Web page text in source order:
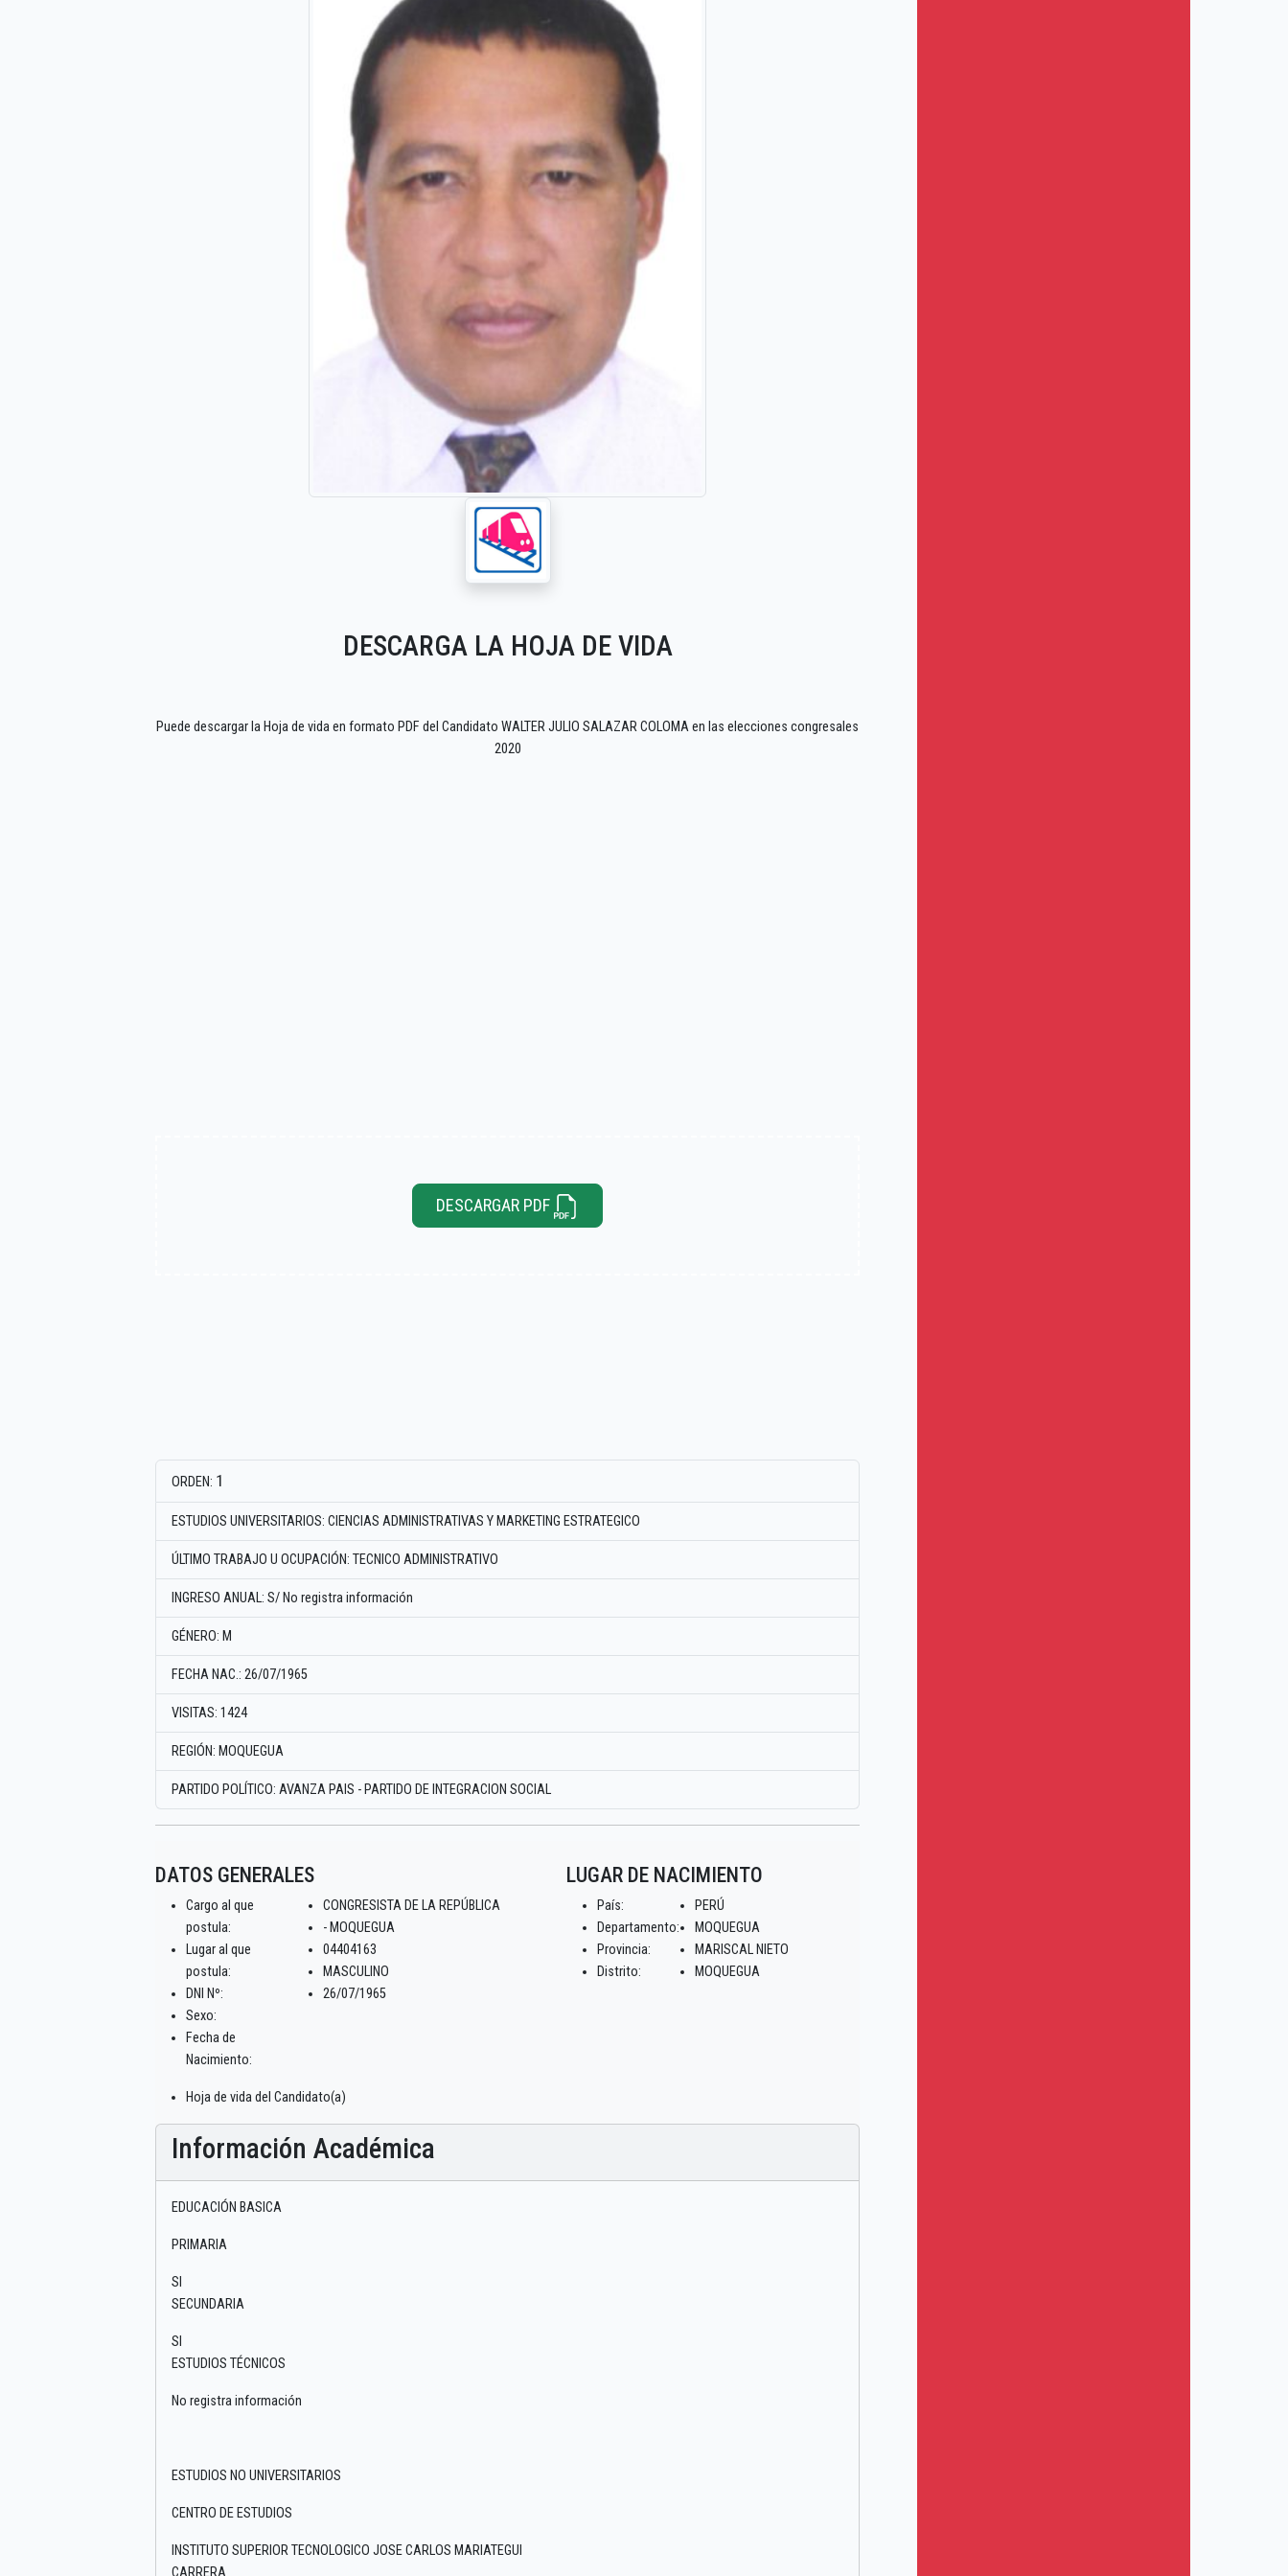
DESCARGA LA HOJA DE VIDA
Puede descargar la Hoja de vida en formato PDF del Candidato WALTER JULIO SALAZAR COLOMA en las elecciones congresales
2020
DESCARGAR PDF
ORDEN: 1
ESTUDIOS UNIVERSITARIOS: CIENCIAS ADMINISTRATIVAS Y MARKETING ESTRATEGICO
ÚLTIMO TRABAJO U OCUPACIÓN: TECNICO ADMINISTRATIVO
INGRESO ANUAL: S/ No registra información
GÉNERO: M
FECHA NAC.: 26/07/1965
VISITAS: 1424
REGIÓN: MOQUEGUA
PARTIDO POLÍTICO: AVANZA PAIS - PARTIDO DE INTEGRACION SOCIAL
DATOS GENERALES
Cargo al que
postula:
Lugar al que
postula:
DNI Nº:
Sexo:
Fecha de
Nacimiento:
CONGRESISTA DE LA REPÚBLICA
- MOQUEGUA
04404163
MASCULINO
26/07/1965
LUGAR DE NACIMIENTO
País:
Departamento:
Provincia:
Distrito:
PERÚ
MOQUEGUA
MARISCAL NIETO
MOQUEGUA
Hoja de vida del Candidato(a)
Información Académica
EDUCACIÓN BASICA
PRIMARIA
SI
SECUNDARIA
SI
ESTUDIOS TÉCNICOS
No registra información
ESTUDIOS NO UNIVERSITARIOS
CENTRO DE ESTUDIOS
INSTITUTO SUPERIOR TECNOLOGICO JOSE CARLOS MARIATEGUI